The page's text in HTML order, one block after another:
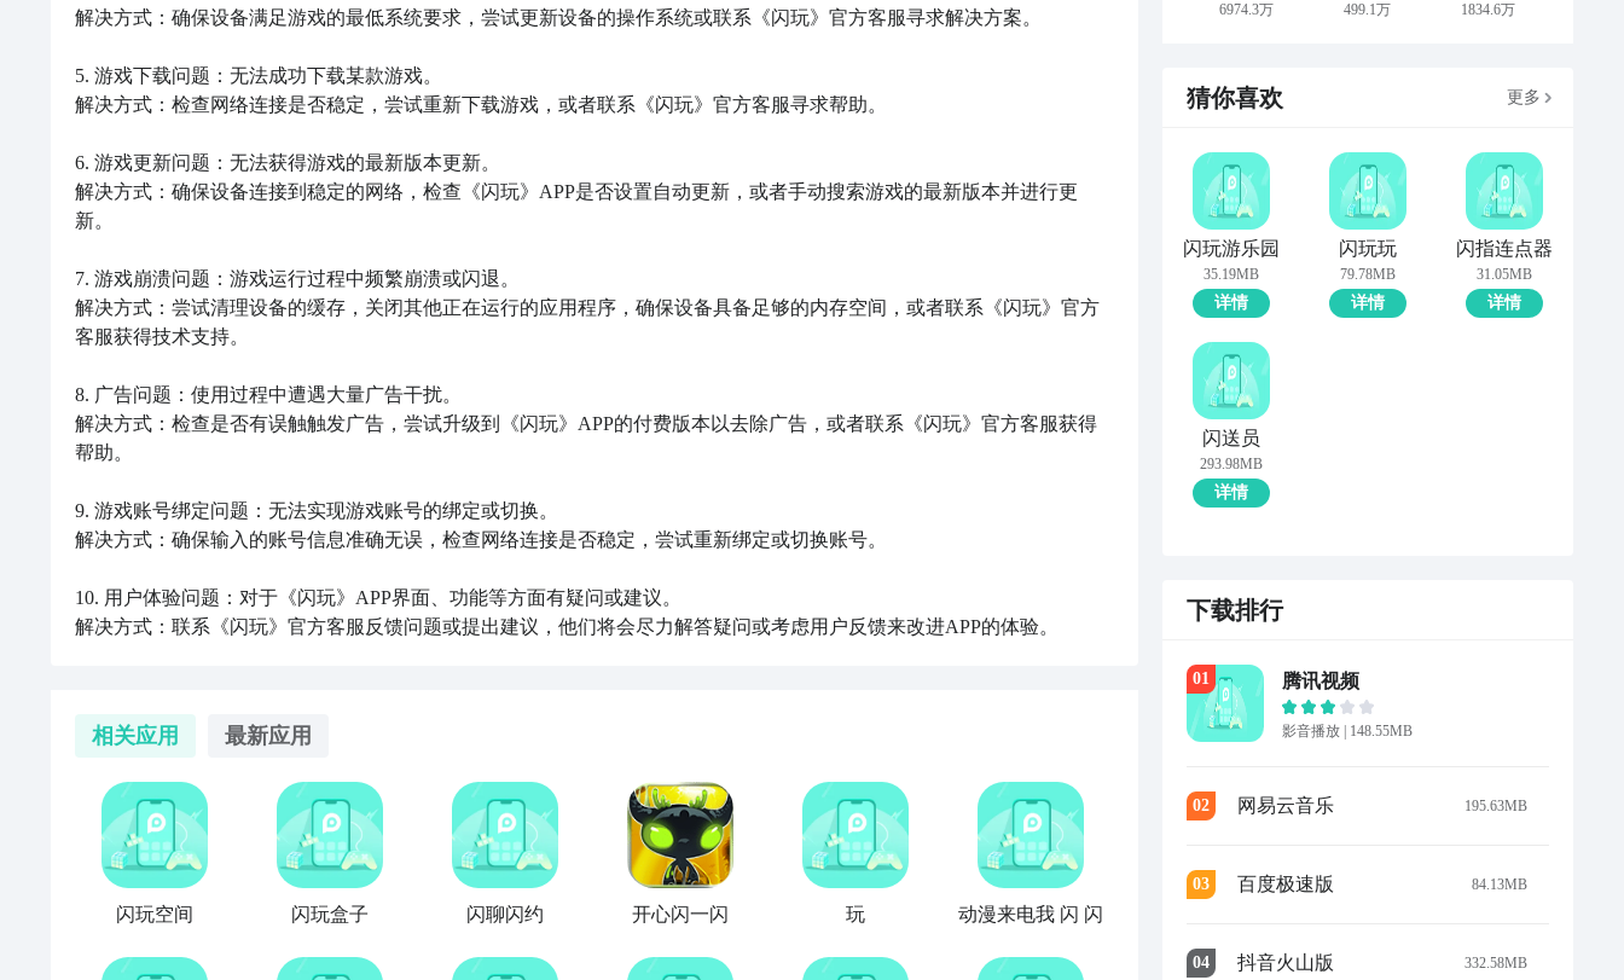
解决方式：确保设备满足游戏的最低系统要求，尝试更新设备的操作系统或联系《闪玩》官方客服寻求解决方案。
5. 游戏下载问题：无法成功下载某款游戏。
解决方式：检查网络连接是否稳定，尝试重新下载游戏，或者联系《闪玩》官方客服寻求帮助。
6. 游戏更新问题：无法获得游戏的最新版本更新。
解决方式：确保设备连接到稳定的网络，检查《闪玩》APP是否设置自动更新，或者手动搜索游戏的最新版本并进行更
新。
7. 游戏崩溃问题：游戏运行过程中频繁崩溃或闪退。
解决方式：尝试清理设备的缓存，关闭其他正在运行的应用程序，确保设备具备足够的内存空间，或者联系《闪玩》官方
客服获得技术支持。
8. 广告问题：使用过程中遭遇大量广告干扰。
解决方式：检查是否有误触触发广告，尝试升级到《闪玩》APP的付费版本以去除广告，或者联系《闪玩》官方客服获得
帮助。
9. 游戏账号绑定问题：无法实现游戏账号的绑定或切换。
解决方式：确保输入的账号信息准确无误，检查网络连接是否稳定，尝试重新绑定或切换账号。
10. 用户体验问题：对于《闪玩》APP界面、功能等方面有疑问或建议。
解决方式：联系《闪玩》官方客服反馈问题或提出建议，他们将会尽力解答疑问或考虑用户反馈来改进APP的体验。
相关应用 最新应用
闪玩空间 闪玩盒子 闪聊闪约 开心闪一闪 玩 动漫来电我 闪 闪
6974.3万 499.1万 1834.6万
猜你喜欢 更多
闪玩游乐园
35.19MB
详情
闪玩玩
79.78MB
详情
闪指连点器
31.05MB
详情
闪送员
293.98MB
详情
下载排行
01 腾讯视频
影音播放 | 148.55MB
02 网易云音乐 195.63MB
03 百度极速版 84.13MB
04 抖音火山版 332.58MB